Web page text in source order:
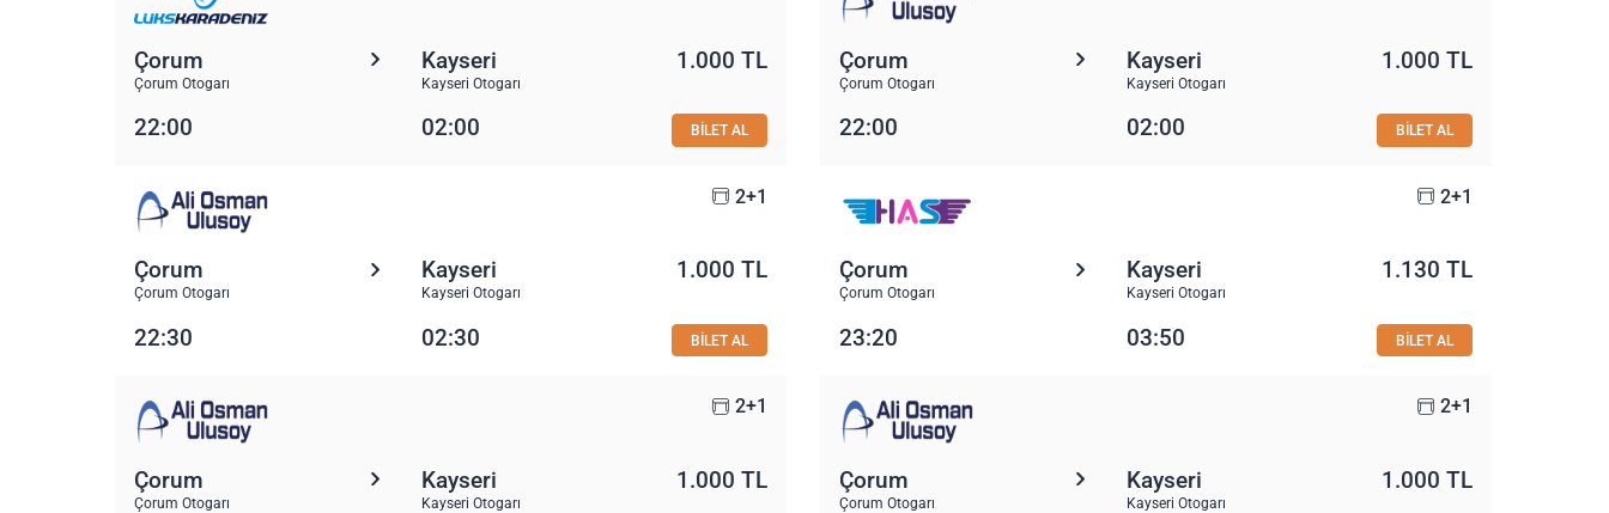
Çorum
Çorum Otogarı
Kayseri
Kayseri Otogarı
1.000 TL
22:00 02:00 BİLET AL
Çorum
Çorum Otogarı
Kayseri
Kayseri Otogarı
1.000 TL
22:00 02:00 BİLET AL
2+1
Çorum
Çorum Otogarı
Kayseri
Kayseri Otogarı
1.000 TL
22:30 02:30 BİLET AL
2+1
Çorum
Çorum Otogarı
Kayseri
Kayseri Otogarı
1.130 TL
23:20 03:50 BİLET AL
2+1
Çorum
Çorum Otogarı
Kayseri
Kayseri Otogarı
1.000 TL
2+1
Çorum
Çorum Otogarı
Kayseri
Kayseri Otogarı
1.000 TL